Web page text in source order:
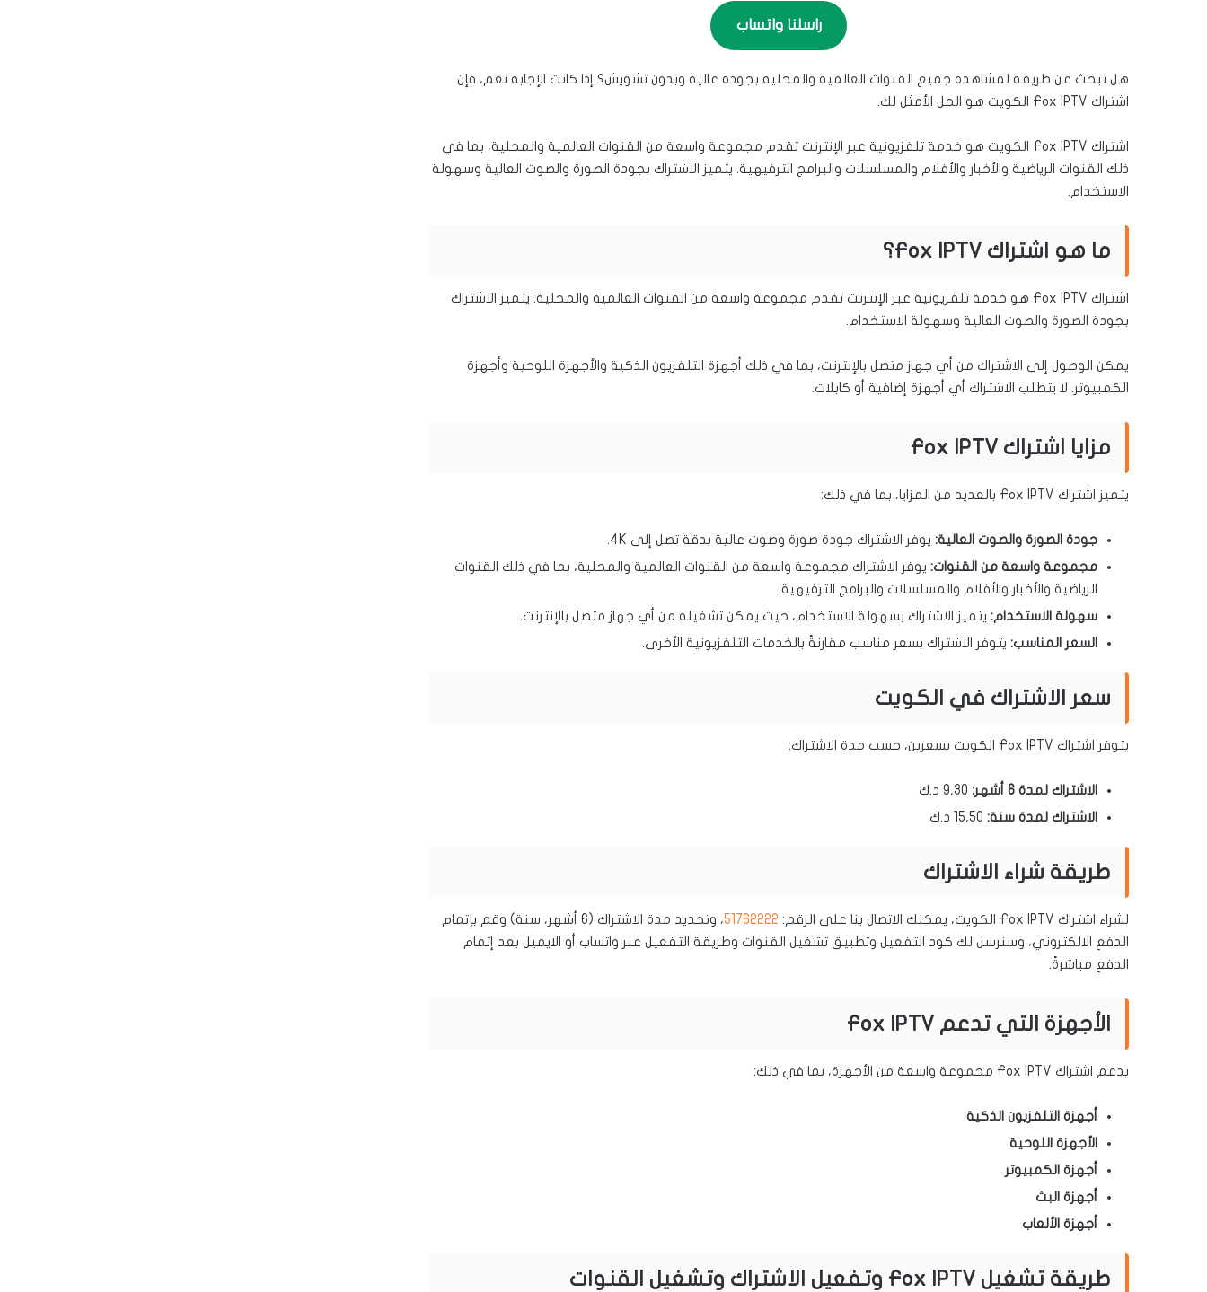
راسلنا واتساب
هل تبحث عن طريقة لمشاهدة جميع القنوات العالمية والمحلية بجودة عالية وبدون تشويش؟ إذا كانت الإجابة نعم، فإن
اشتراك Fox IPTV الكويت هو الحل الأمثل لك.
اشتراك Fox IPTV الكويت هو خدمة تلفزيونية عبر الإنترنت تقدم مجموعة واسعة من القنوات العالمية والمحلية، بما في
ذلك القنوات الرياضية والأخبار والأفلام والمسلسلات والبرامج الترفيهية. يتميز الاشتراك بجودة الصورة والصوت العالية وسهولة
الاستخدام.
ما هو اشتراك Fox IPTV؟
اشتراك Fox IPTV هو خدمة تلفزيونية عبر الإنترنت تقدم مجموعة واسعة من القنوات العالمية والمحلية. يتميز الاشتراك
بجودة الصورة والصوت العالية وسهولة الاستخدام.
يمكن الوصول إلى الاشتراك من أي جهاز متصل بالإنترنت، بما في ذلك أجهزة التلفزيون الذكية والأجهزة اللوحية وأجهزة
الكمبيوتر. لا يتطلب الاشتراك أي أجهزة إضافية أو كابلات.
مزايا اشتراك Fox IPTV
يتميز اشتراك Fox IPTV بالعديد من المزايا، بما في ذلك:
جودة الصورة والصوت العالية: يوفر الاشتراك جودة صورة وصوت عالية بدقة تصل إلى 4K.
مجموعة واسعة من القنوات: يوفر الاشتراك مجموعة واسعة من القنوات العالمية والمحلية، بما في ذلك القنوات
الرياضية والأخبار والأفلام والمسلسلات والبرامج الترفيهية.
سهولة الاستخدام: يتميز الاشتراك بسهولة الاستخدام، حيث يمكن تشغيله من أي جهاز متصل بالإنترنت.
السعر المناسب: يتوفر الاشتراك بسعر مناسب مقارنةً بالخدمات التلفزيونية الأخرى.
سعر الاشتراك في الكويت
يتوفر اشتراك Fox IPTV الكويت بسعرين، حسب مدة الاشتراك:
الاشتراك لمدة 6 أشهر:
الاشتراك لمدة سنة:
طريقة شراء الاشتراك
لشراء اشتراك Fox IPTV الكويت، يمكنك الاتصال بنا على الرقم: 51762222
، وتحديد مدة الاشتراك (6 أشهر، سنة) وقم بإتمام
الدفع الالكتروني، وسنرسل لك كود التفعيل وتطبيق تشغيل القنوات وطريقة التفعيل عبر واتساب أو الايميل بعد إتمام
الدفع مباشرةً.
الأجهزة التي تدعم Fox IPTV
يدعم اشتراك Fox IPTV مجموعة واسعة من الأجهزة، بما في ذلك:
أجهزة التلفزيون الذكية
الأجهزة اللوحية
أجهزة الكمبيوتر
أجهزة البث
أجهزة الألعاب
طريقة تشغيل Fox IPTV وتفعيل الاشتراك وتشغيل القنوات